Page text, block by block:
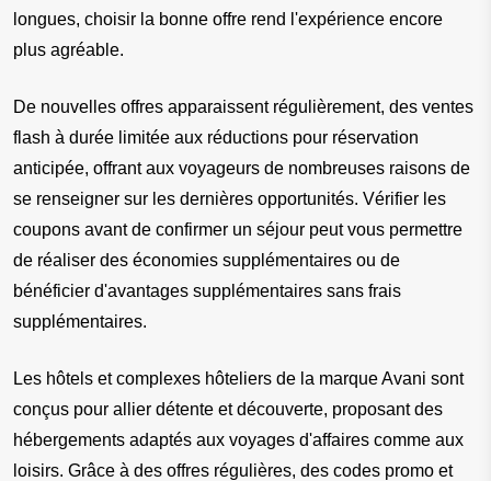
longues, choisir la bonne offre rend l'expérience encore
plus agréable.
De nouvelles offres apparaissent régulièrement, des ventes
flash à durée limitée aux réductions pour réservation
anticipée, offrant aux voyageurs de nombreuses raisons de
se renseigner sur les dernières opportunités. Vérifier les
coupons avant de confirmer un séjour peut vous permettre
de réaliser des économies supplémentaires ou de
bénéficier d'avantages supplémentaires sans frais
supplémentaires.
Les hôtels et complexes hôteliers de la marque Avani sont
conçus pour allier détente et découverte, proposant des
hébergements adaptés aux voyages d'affaires comme aux
loisirs. Grâce à des offres régulières, des codes promo et